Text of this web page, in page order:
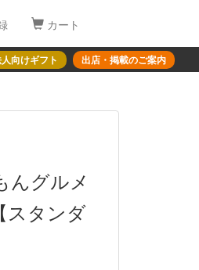
カート
向けギフト 出店・掲載のご案内
んグルメ
スタンダ